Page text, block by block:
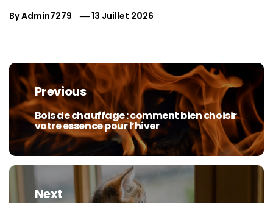
ByAdmin7279 13 Juillet 2026
Navigation
de
l’article
Previous
Previous
post:
Bois de chauffage : comment bien choisir
votre essence pour l’hiver
Next